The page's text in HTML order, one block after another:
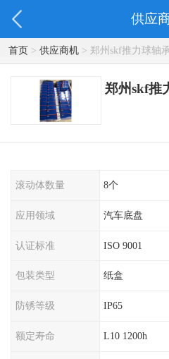
供应
首页> 供应商机> 郑州skf推力球轴
郑州skf推
滚动体数量 8个
应用领域 汽车底盘
认证标准 ISO 9001
包装类型 纸盒
防锈等级 IP65
额定寿命 L10 1200h